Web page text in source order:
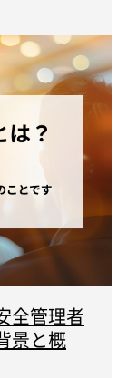
全管理者
景と概